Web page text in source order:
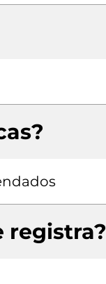
registra?